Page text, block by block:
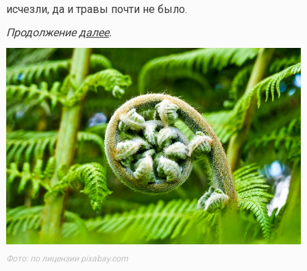
исчезли, да и травы почти не было.
Продолжениедалее.
Фото: по лицензии pixabay.com